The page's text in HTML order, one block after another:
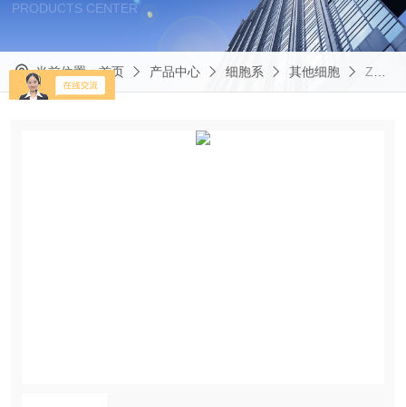
PRODUCTS CENTER
当前位置：首页 产品中心 细胞系 其他细胞 ZR-75-1人乳腺癌细胞（传代系）